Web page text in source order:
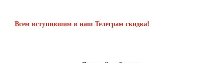
Всем вступившим в наш Телеграм скидка!